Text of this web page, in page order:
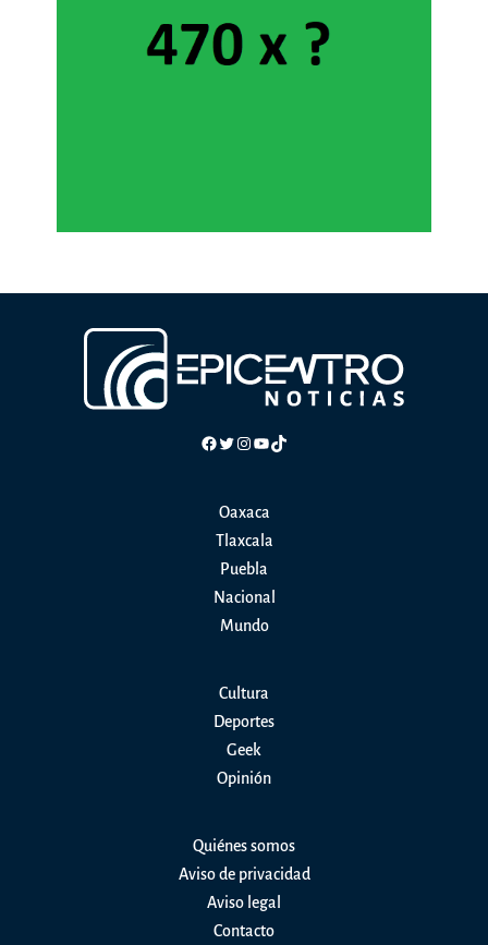
Facebook
Twitter
Instagram
YouTube
TikTok
Oaxaca
Tlaxcala
Puebla
Nacional
Mundo
Cultura
Deportes
Geek
Opinión
Quiénes somos
Aviso de privacidad
Aviso legal
Contacto